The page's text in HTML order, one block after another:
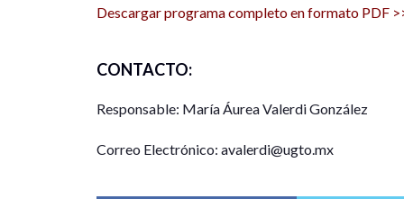
10-12 Eje 1.-Violencia y nuevos riesgos
Moderadora: Dra. Jesica María Vega Zayas
Ponentes:
Conflictos, violencia y alternativas. Dr.
Descargar programa completo en formato PDF
CONTACTO:
Responsable: María Áurea Valerdi González
Correo Electrónico: avalerdi@ugto.mx